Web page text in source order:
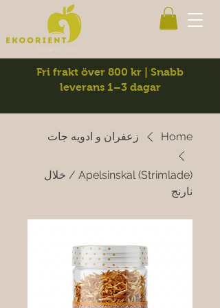
Fri frakt över 800 kr | Snabb
leverans 1–3 dagar
Home زعفران و ادویه جات
Apelsinskal (Strimlade) / خلال
نارنج